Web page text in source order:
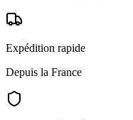
Expédition rapide
Depuis la France